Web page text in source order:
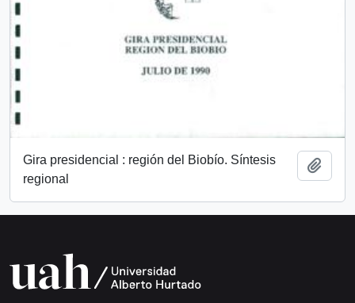
Gira presidencial : región del Biobío. Síntesis
regional